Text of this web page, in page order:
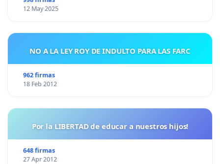
12 May 2025
NO A LA LEY ROY DE INDULTO PARA LAS FARC
962 firmas
18 Feb 2012
Por la LIBERTAD de educar a nuestros hijos!
648 firmas
27 Apr 2012